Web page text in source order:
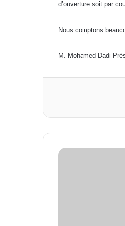
d’ouverture soit par
Nous comptons
M. Mohamed Dadi